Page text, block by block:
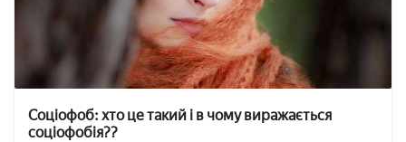
Соціофоб: хто це такий і в чому виражається
соціофобія??